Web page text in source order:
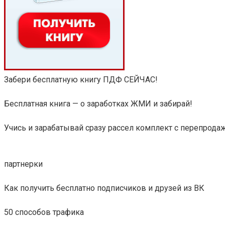
Забери бесплатную книгу ПДФ СЕЙЧАС!
Бесплатная книга — о заработках ЖМИ и забирай!
Учись и зарабатывай сразу рассел комплект с
партнерки
Как получить бесплатно подписчиков и друзей из ВК
50 способов трафика